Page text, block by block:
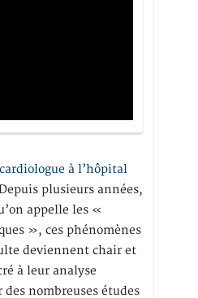
à l’hôpital
plusieurs années,
appelle les «
», ces phénomènes
deviennent chair et
à leur analyse
nombreuses études